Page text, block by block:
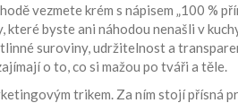
vezmete krém s nápisem „100 %
které byste ani náhodou nenašli v
suroviny, udržitelnost a
o to, co si mažou po tváři a těle.
trikem. Za ním stojí